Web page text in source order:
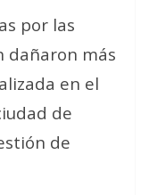
por las
dañaron más
en el
de
de